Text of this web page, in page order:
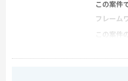
この案件
フレーム
この案件